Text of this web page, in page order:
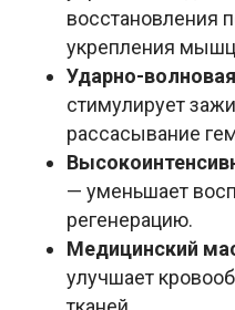
восстановления
укрепления
Ударно-
стимулирует
рассасывание
— уменьшает
регенерацию.
Медицинский
улучшает